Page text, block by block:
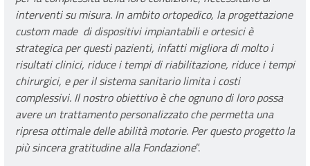
interventi su misura. In ambito ortopedico, la progettazione
custom made di dispositivi impiantabili e ortesici è
strategica per questi pazienti, infatti migliora di molto i
risultati clinici, riduce i tempi di riabilitazione, riduce i tempi
chirurgici, e per il sistema sanitario limita i costi
complessivi. Il nostro obiettivo è che ognuno di loro possa
avere un trattamento personalizzato che permetta una
ripresa ottimale delle abilità motorie. Per questo progetto la
più sincera gratitudine alla Fondazione”.